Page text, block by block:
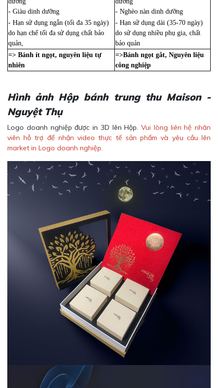
- Giàu dinh dưỡng
- Nghèo nàn dinh dưỡng
- Hạn sử dụng ngắn (tối đa 35 ngày)
do hạn chế tối đa sử dụng chất bảo
quản,
- Hạn sử dụng dài (35-70 ngày)
do sử dụng nhiều phụ gia, chất
bảo quản
=> Bánh ít ngọt, nguyên liệu tự
nhiên
=>Bánh ngọt gắt, Nguyên liệu
công nghiệp
Hình ảnh Hộp bánh trung thu Maison -
Nguyệt Thụ
Logo doanh nghiệp được in 3D lên Hộp. Vui lòng liên hệ nhân
viên hỗ trợ để nhận video thực tế sản phẩm và yêu cầu lên
market in Logo doanh nghiệp.